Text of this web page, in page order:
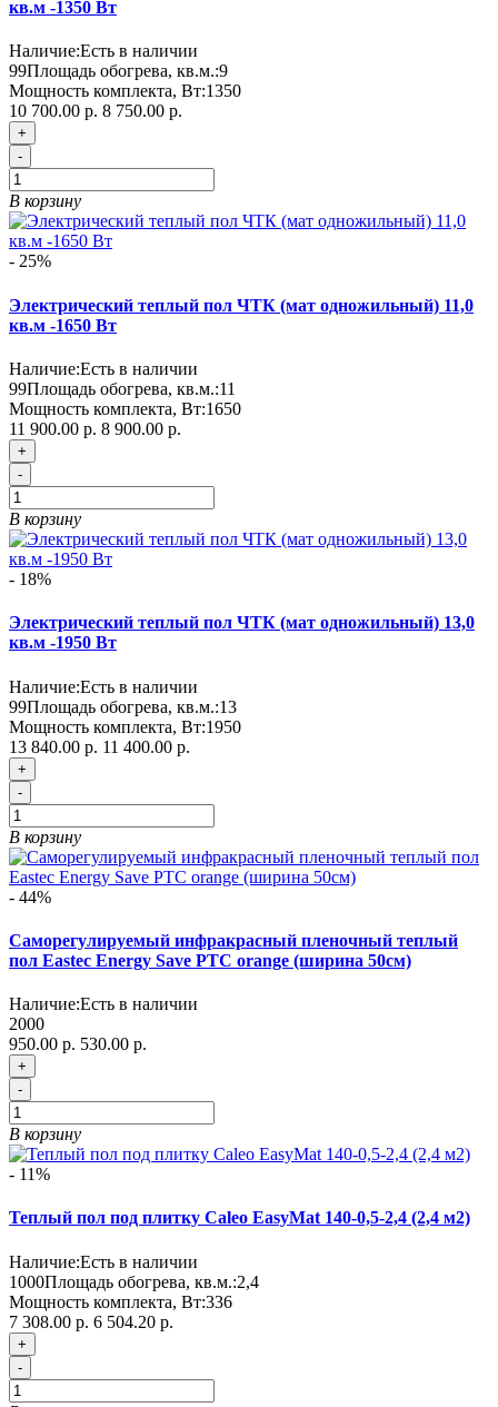
кв.м -1350 Вт
Наличие:Есть в наличии
99Площадь обогрева, кв.м.:9
Мощность комплекта, Вт:1350
10 700.00 р. 8 750.00 р.
+
-
В корзину
- 25%
Электрический теплый пол ЧТК (мат одножильный) 11,0
кв.м -1650 Вт
Наличие:Есть в наличии
99Площадь обогрева, кв.м.:11
Мощность комплекта, Вт:1650
11 900.00 р. 8 900.00 р.
+
-
В корзину
- 18%
Электрический теплый пол ЧТК (мат одножильный) 13,0
кв.м -1950 Вт
Наличие:Есть в наличии
99Площадь обогрева, кв.м.:13
Мощность комплекта, Вт:1950
13 840.00 р. 11 400.00 р.
+
-
В корзину
- 44%
Саморегулируемый инфракрасный пленочный теплый
пол Eastec Energy Save PTC orange (ширина 50см)
Наличие:Есть в наличии
2000
950.00 р. 530.00 р.
+
-
В корзину
- 11%
Теплый пол под плитку Caleo EasyMat 140-0,5-2,4 (2,4 м2)
Наличие:Есть в наличии
1000Площадь обогрева, кв.м.:2,4
Мощность комплекта, Вт:336
7 308.00 р. 6 504.20 р.
+
-